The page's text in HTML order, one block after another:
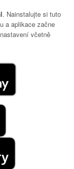
. Nainstalujte si tuto
a aplikace začne
včetně